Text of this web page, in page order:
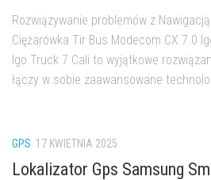
Rozwiązywanie problemów z
Ciężarówka Tir Bus Modecom CX 7.0
Igo Truck 7 Cali to wyjątkowe
łączy w sobie zaawansowane
GPS 17 KWIETNIA 2025
Lokalizator Gps Samsung